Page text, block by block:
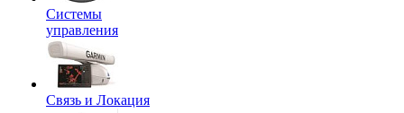
Системы
управления
Связь и Локация